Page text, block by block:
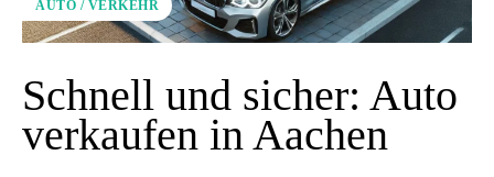
AUTO / VERKEHR
Schnell und sicher: Auto
verkaufen in Aachen